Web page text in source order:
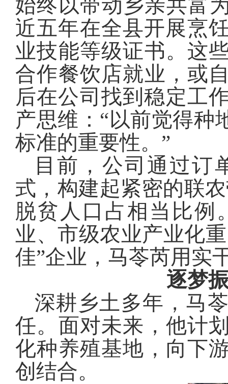
始终以带动乡亲共富
近五年在全县开展烹
业技能等级证书。这
合作餐饮店就业，或
后在公司找到稳定工
产思维：“以前觉得种
标准的重要性。”
目前，公司通过订
式，构建起紧密的联
脱贫人口占相当比例
业、市级农业产业化
佳”企业，马苓芮用实
逐梦
深耕乡土多年，马
任。面对未来，他计
化种养殖基地，向下
创结合。